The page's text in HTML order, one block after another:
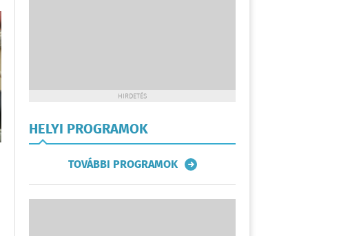
HIRDETÉS
HELYI PROGRAMOK
TOVÁBBI PROGRAMOK